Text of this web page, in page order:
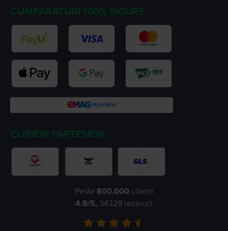
CUMPARATURI 100% SIGURE
CURIERI PARTENERI:
Peste 800.000 clienți
4.9/5, 34329 recenzii